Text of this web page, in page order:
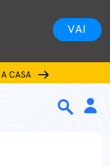
VAI
CASA